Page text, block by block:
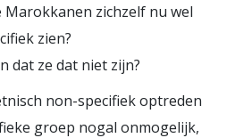
Marokkanen zichzelf nu wel
zien?
dat ze dat niet zijn?
non-specifiek optreden
groep nogal onmogelijk,